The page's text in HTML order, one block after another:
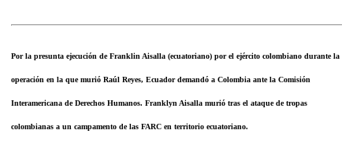
Por la presunta ejecución de Franklin Aisalla (ecuatoriano) por el ejército colombiano durante la
operación en la que murió Raúl Reyes, Ecuador demandó a Colombia ante la Comisión
Interamericana de Derechos Humanos. Franklyn Aisalla murió tras el ataque de tropas
colombianas a un campamento de las FARC en territorio ecuatoriano.